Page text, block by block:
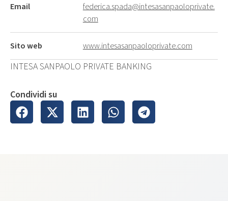
Email
federica.spada@intesasanpaoloprivate.
com
Sito web www.intesasanpaoloprivate.com
INTESA SANPAOLO PRIVATE BANKING
Condividi su